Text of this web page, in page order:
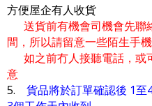
方便屋企有人收貨
送貨前有機會司機會先聯
間，所以請留意一些陌生手
如之前冇人接聽電話，或
意
5. 貨品將於訂單確認後 1